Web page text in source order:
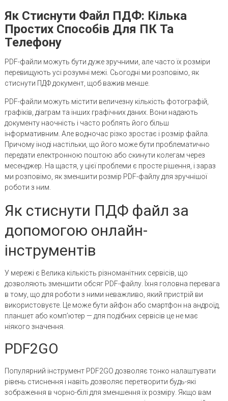
Як Стиснути Файл ПДФ: Кілька
Простих Способів Для ПК Та
Телефону
PDF-файли можуть бути дуже зручними, але часто їх розміри
перевищують усі розумні межі. Сьогодні ми розповімо, як
стиснути ПДФ документ, щоб важив менше.
PDF-файли можуть містити величезну кількість фотографій,
графіків, діаграм та інших графічних даних. Вони надають
документу наочність і часто роблять його більш
інформативним. Але водночас різко зростає і розмір файла.
Причому іноді настільки, що його може бути проблематично
передати електронною поштою або скинути колегам через
месенджер. На щастя, у цієї проблеми є просте рішення, і зараз
ми розповімо, як зменшити розмір PDF-файлу для зручнішої
роботи з ним.
Як стиснути ПДФ файл за
допомогою онлайн-
інструментів
У мережі є Велика кількість різноманітних сервісів, що
дозволяють зменшити обсяг PDF-файлу. Їхня головна перевага
в тому, що для роботи з ними неважливо, який пристрій ви
використовуєте. Це може бути айфон або смартфон на андроїд,
планшет або комп’ютер — для подібних сервісів це не має
ніякого значення.
PDF2GO
Популярний інструмент PDF2GO дозволяє тонко налаштувати
рівень стиснення і навіть дозволяє перетворити будь-які
зображення в чорно-білі для зменшення їх розміру. Якщо вам